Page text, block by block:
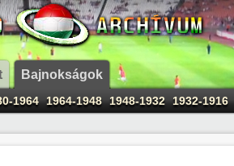
Bajnokságok
1964 1964-1948 1948-1932 1932-1916